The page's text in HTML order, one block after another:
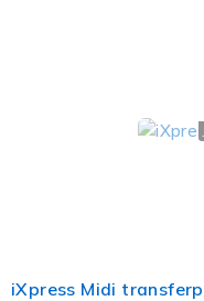
iXpress Midi